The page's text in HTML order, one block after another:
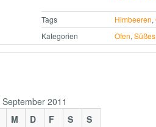
Tags Himbeeren,
Kategorien
Ofen,Süßes
September 2011
M D F S S